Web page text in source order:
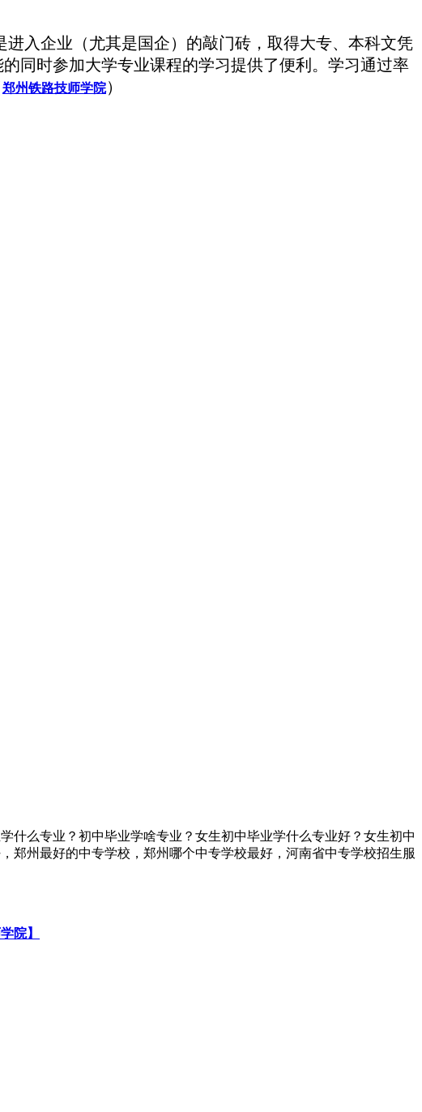
入企业（尤其是国企）的敲门砖，取得大专、本科文凭
同时参加大学专业课程的学习提供了便利。学习通过率
郑州铁路技师学院）
什么专业？初中毕业学啥专业？女生初中毕业学什么专业好？女生初中
郑州最好的中专学校，郑州哪个中专学校最好，河南省中专学校招生服
院】